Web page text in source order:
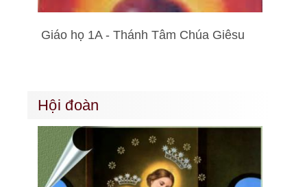
Giáo họ 1A - Thánh Tâm Chúa Giêsu
Hội đoàn